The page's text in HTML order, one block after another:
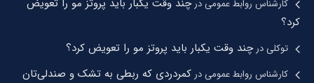
کارشناس روابط عمومیدر
کرد؟
توکلیدرچند وقت یکبار باید پروتز مو را تعویض کرد؟
کارشناس روابط عمومیدر کمردردی که ربطی به تشک و صندلی‌تان